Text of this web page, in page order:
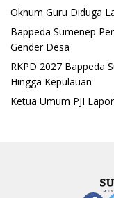
Oknum Guru Diduga
Bappeda Sumenep
Gender Desa
RKPD 2027 Bappeda
Hingga Kepulauan
Ketua Umum PJI